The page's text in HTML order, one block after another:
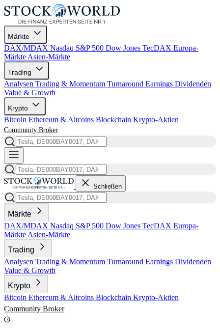
Märkte
DAX/MDAX Nasdaq S&P 500 Dow Jones TecDAX Europa-
Märkte Asien-Märkte
Trading
Analysen Trading & Momentum Turnaround Earnings Dividenden
Value & Growth
Krypto
Bitcoin Ethereum & Altcoins Blockchain Krypto-Aktien
Community Broker
Schließen
Märkte
DAX/MDAX Nasdaq S&P 500 Dow Jones TecDAX Europa-
Märkte Asien-Märkte
Trading
Analysen Trading & Momentum Turnaround Earnings Dividenden
Value & Growth
Krypto
Bitcoin Ethereum & Altcoins Blockchain Krypto-Aktien
Community Broker